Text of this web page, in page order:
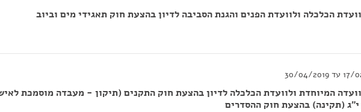
הכלכלה ולוועדת הפנים והגנת הסביבה לדיון בהצעת חוק תאגידי מים וביוב
המיוחדת ולוועדת הכלכלה לדיון בהצעת חוק התקנים (תיקון - מעבדה מוסמכת
י"ג (תקינה) בהצעת חוק ההסדרים